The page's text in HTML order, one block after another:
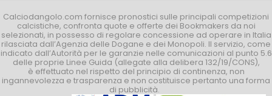
Calciodangolo.com fornisce pronostici sulle principali competizioni
calcistiche, confronta quote e offerte dei Bookmakers da noi
selezionati, in possesso di regolare concessione ad operare in Italia
rilasciata dall’Agenzia delle Dogane e dei Monopoli. Il servizio, come
indicato dall’Autorità per le garanzie nelle comunicazioni al punto 5.6
delle proprie Linee Guida (allegate alla delibera 132/19/CONS),
è effettuato nel rispetto del principio di continenza, non
ingannevolezza e trasparenza e non costituisce pertanto una forma
di pubblicità.